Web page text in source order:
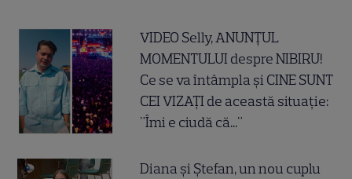
VIDEO Selly, ANUNȚUL
MOMENTULUI despre NIBIRU!
Ce se va întâmpla și CINE SUNT
CEI VIZAȚI de această situație:
"Îmi e ciudă că..."
Diana și Ștefan, un nou cuplu